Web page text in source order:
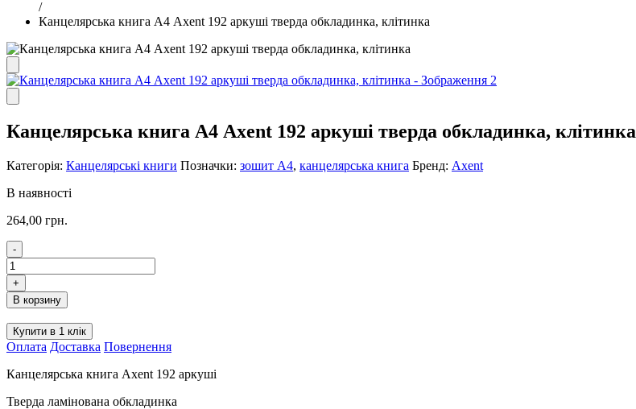
/
Канцелярська книга А4 Axent 192 аркуші тверда обкладинка, клітинка
Канцелярська книга А4 Axent 192 аркуші тверда обкладинка, клітинка
Категорія: Канцелярські книги Позначки: зошит А4, канцелярська книга Бренд: Axent
В наявності
264,00 грн.
-
Канцелярська
книга
А4
Axent
192
аркуші
тверда
клітинка
кількість
+
В корзину
Купити в 1 клік
Оплата Доставка Повернення
Канцелярська книга Axent 192 аркуші
Тверда ламінована обкладинка